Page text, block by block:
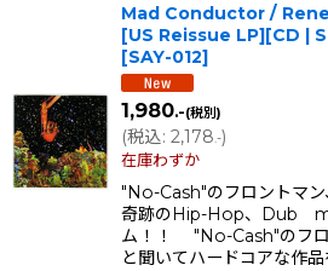
Mad Conductor /
[US Reissue LP][CD |
[SAY-012]
1,980.-(税別)
(税込: 2,178.-)
在庫わずか
"No-Cash"のフロントマ
奇跡のHip-Hop、Dub
ム！！ "No-Cash"のフロ
と聞いてハードコアな作